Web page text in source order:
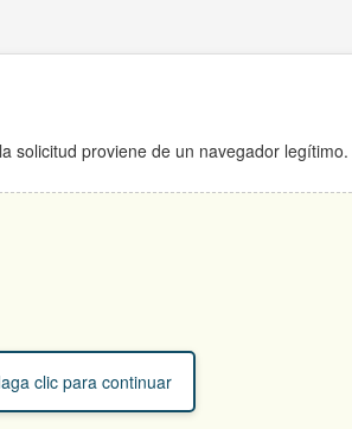
solicitud proviene de un navegador legítimo.
clic para continuar